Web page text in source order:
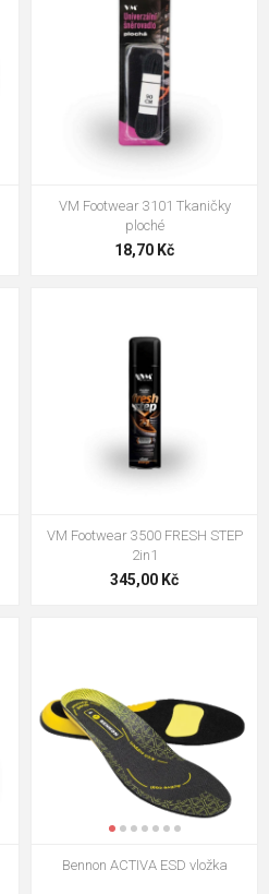
VM Footwear 3101 Tkaničky
ploché
18,70 Kč
VM Footwear 3500 FRESH STEP
2in1
345,00 Kč
Bennon ACTIVA ESD vložka